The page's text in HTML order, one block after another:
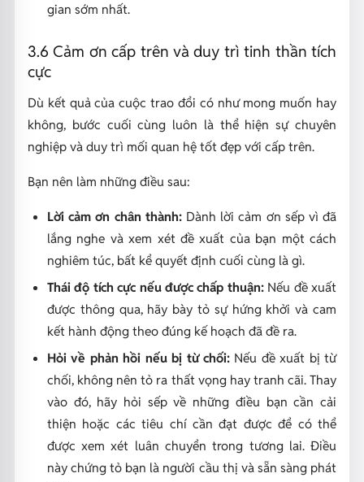
gian sớm nhất.
3.6 Cảm ơn cấp trên và duy trì tinh thần tích
cực
Dù kết quả của cuộc trao đổi có như mong muốn hay
không, bước cuối cùng luôn là thể hiện sự chuyên
nghiệp và duy trì mối quan hệ tốt đẹp với cấp trên.
Bạn nên làm những điều sau:
Lời cảm ơn chân thành:Dành lời cảm ơn sếp vì đã
lắng nghe và xem xét đề xuất của bạn một cách
nghiêm túc, bất kể quyết định cuối cùng là gì.
Thái độ tích cực nếu được chấp thuận:Nếu đề xuất
được thông qua, hãy bày tỏ sự hứng khởi và cam
kết hành động theo đúng kế hoạch đã đề ra.
Hỏi về phản hồi nếu bị từ chối:Nếu đề xuất bị từ
chối, không nên tỏ ra thất vọng hay tranh cãi. Thay
vào đó, hãy hỏi sếp về những điều bạn cần cải
thiện hoặc các tiêu chí cần đạt được để có thể
được xem xét luân chuyển trong tương lai. Điều
này chứng tỏ bạn là người cầu thị và sẵn sàng phát